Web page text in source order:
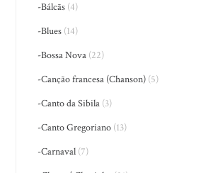
-Bálcãs (4)
-Blues (14)
-Bossa Nova (22)
-Canção francesa (Chanson) (5)
-Canto da Sibila (3)
-Canto Gregoriano (13)
-Carnaval (7)